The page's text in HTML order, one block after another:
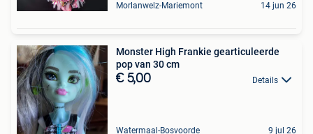
Morlanwelz-Mariemont 14 jun 26
Monster High Frankie gearticuleerde
pop van 30 cm
€ 5,00 Details
Watermaal-Bosvoorde 9 jul 26